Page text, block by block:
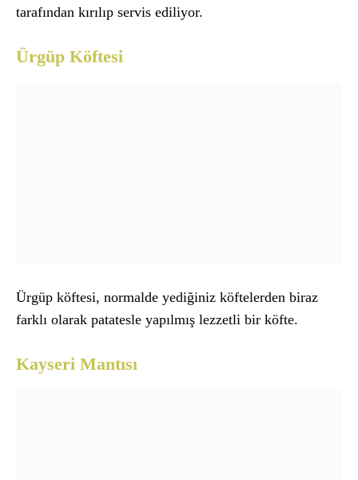
tarafından kırılıp servis ediliyor.
Ürgüp Köftesi
Ürgüp köftesi, normalde yediğiniz köftelerden biraz
farklı olarak patatesle yapılmış lezzetli bir köfte.
Kayseri Mantısı